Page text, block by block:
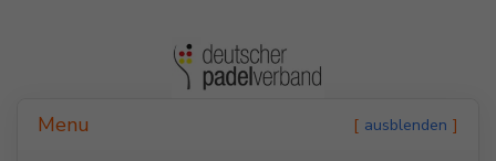
Menu ausblenden